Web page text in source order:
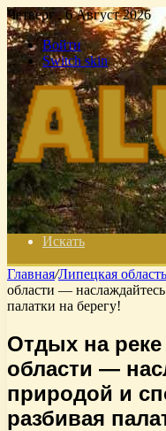
Четверг , 6 Август 2026
Войти
Switch skin
Искать
Главная/Липецкая область
области —
палатки на берегу!
Отдых на
области —
природой и
разбивая